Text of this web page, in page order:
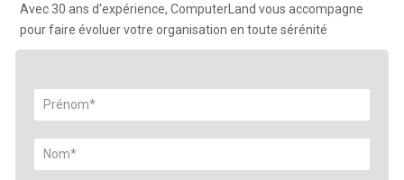
Avec 30 ans d'expérience, ComputerLand vous accompagne
pour faire évoluer votre organisation en toute sérénité